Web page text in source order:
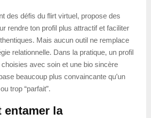
des défis du flirt virtuel, propose des
rendre ton profil plus attractif et faciliter
Mais aucun outil ne remplace
relationnelle. Dans la pratique, un profil
avec soin et une bio sincère
beaucoup plus convaincante qu’un
trop “parfait”.
entamer la